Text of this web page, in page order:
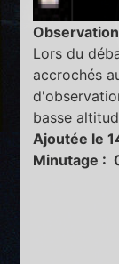
Observation
Lors du
accrochés
basse
Ajoutée le
Minutage :